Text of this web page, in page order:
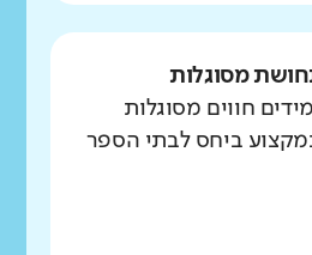
מסוגלות
חווים מסוגלות
ביחס לבתי הספר